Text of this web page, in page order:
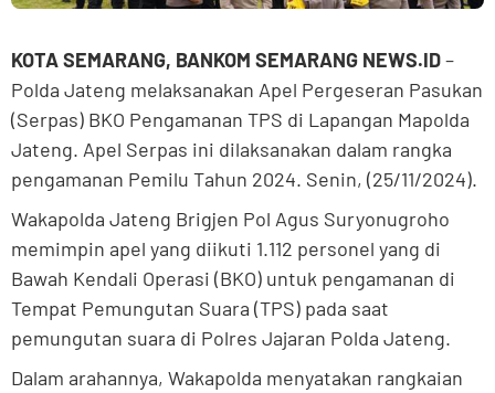
KOTA SEMARANG, BANKOM SEMARANG NEWS.ID–
Polda Jateng melaksanakan Apel Pergeseran Pasukan
(Serpas) BKO Pengamanan TPS di Lapangan Mapolda
Jateng. Apel Serpas ini dilaksanakan dalam rangka
pengamanan Pemilu Tahun 2024. Senin, (25/11/2024).
Wakapolda Jateng Brigjen Pol Agus Suryonugroho
memimpin apel yang diikuti 1.112 personel yang di
Bawah Kendali Operasi (BKO) untuk pengamanan di
Tempat Pemungutan Suara (TPS) pada saat
pemungutan suara di Polres Jajaran Polda Jateng.
Dalam arahannya, Wakapolda menyatakan rangkaian